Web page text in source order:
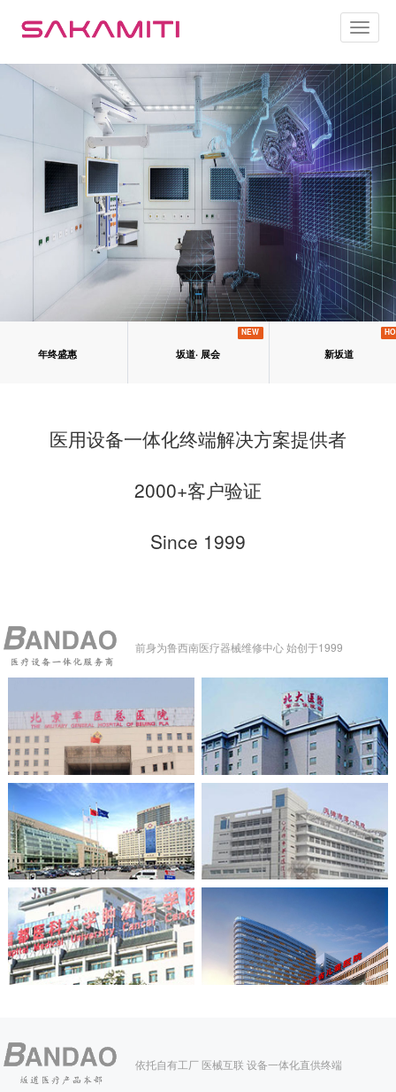
Toggle
年终盛惠 坂道· 展会
NEW
新坂道
医用设备一体化终端解决方案提供者
2000+客户验证
Since 1999
前身为鲁西南医疗器械维修中心 始创于1999
依托自有工厂 医械互联 设备一体化直供终端